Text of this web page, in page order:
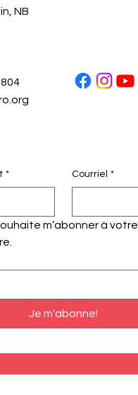
NB
* Courriel *
m’abonner à votre
Je m'abonne!